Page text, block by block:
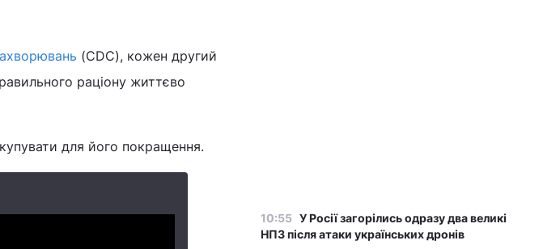
(CDC), кожен другий
раціону життєво
купувати для його покращення.
10:55 У Росії загорілись одразу два великі
НПЗ після атаки українських дронів